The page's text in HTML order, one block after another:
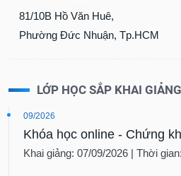
81/10B Hồ Văn Huê,
Phường Đức Nhuận, Tp.HCM
LỚP HỌC SẮP KHAI GIẢNG
09/2026
Khóa học online - Chứng
Khai giảng: 07/09/2026 | Thời